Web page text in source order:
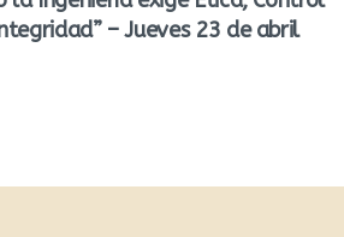
– Jueves 23 de abril